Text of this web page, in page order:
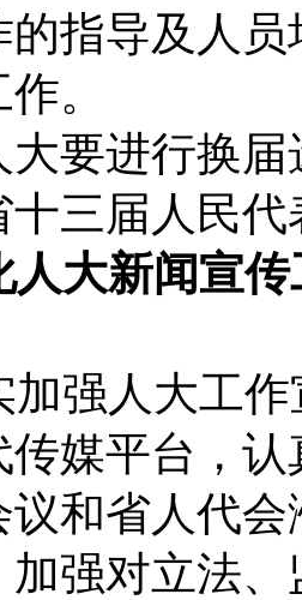
的指导及人
。
要进行换
十三届人民
人大新闻宣
强人大工作
媒平台，
和省人代
加强对立法